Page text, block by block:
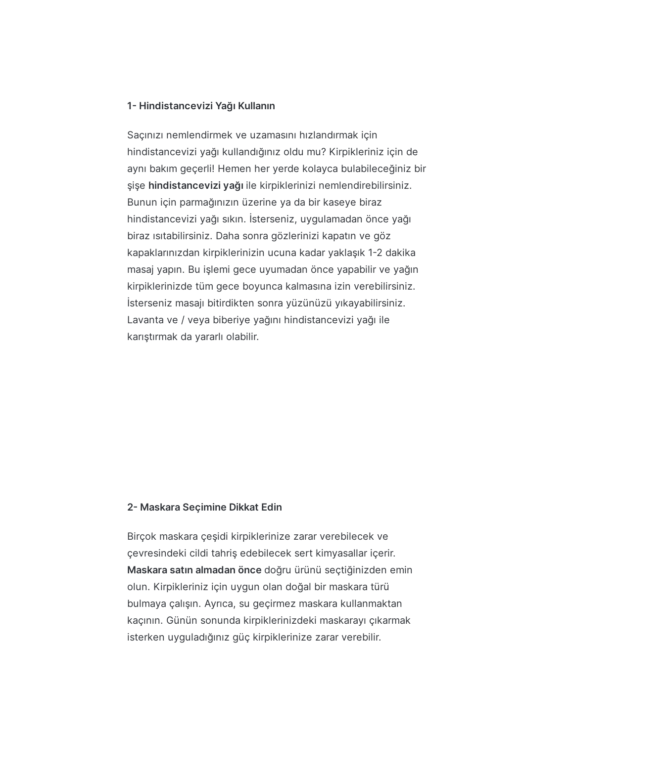
1- Hindistancevizi Yağı Kullanın
Saçınızı nemlendirmek ve uzamasını hızlandırmak için
hindistancevizi yağı kullandığınız oldu mu? Kirpikleriniz için de
aynı bakım geçerli! Hemen her yerde kolayca bulabileceğiniz bir
şişe hindistancevizi yağı ile kirpiklerinizi nemlendirebilirsiniz.
Bunun için parmağınızın üzerine ya da bir kaseye biraz
hindistancevizi yağı sıkın. İsterseniz, uygulamadan önce yağı
biraz ısıtabilirsiniz. Daha sonra gözlerinizi kapatın ve göz
kapaklarınızdan kirpiklerinizin ucuna kadar yaklaşık 1-2 dakika
masaj yapın. Bu işlemi gece uyumadan önce yapabilir ve yağın
kirpiklerinizde tüm gece boyunca kalmasına izin verebilirsiniz.
İsterseniz masajı bitirdikten sonra yüzünüzü yıkayabilirsiniz.
Lavanta ve / veya biberiye yağını hindistancevizi yağı ile
karıştırmak da yararlı olabilir.
2- Maskara Seçimine Dikkat Edin
Birçok maskara çeşidi kirpiklerinize zarar verebilecek ve
çevresindeki cildi tahriş edebilecek sert kimyasallar içerir.
Maskara satın almadan önce doğru ürünü seçtiğinizden emin
olun. Kirpikleriniz için uygun olan doğal bir maskara türü
bulmaya çalışın. Ayrıca, su geçirmez maskara kullanmaktan
kaçının. Günün sonunda kirpiklerinizdeki maskarayı çıkarmak
isterken uyguladığınız güç kirpiklerinize zarar verebilir.